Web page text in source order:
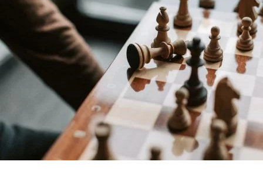
Om oss
Omsättningsstatistik
Webbutik
Mina sidor
Bli medlem